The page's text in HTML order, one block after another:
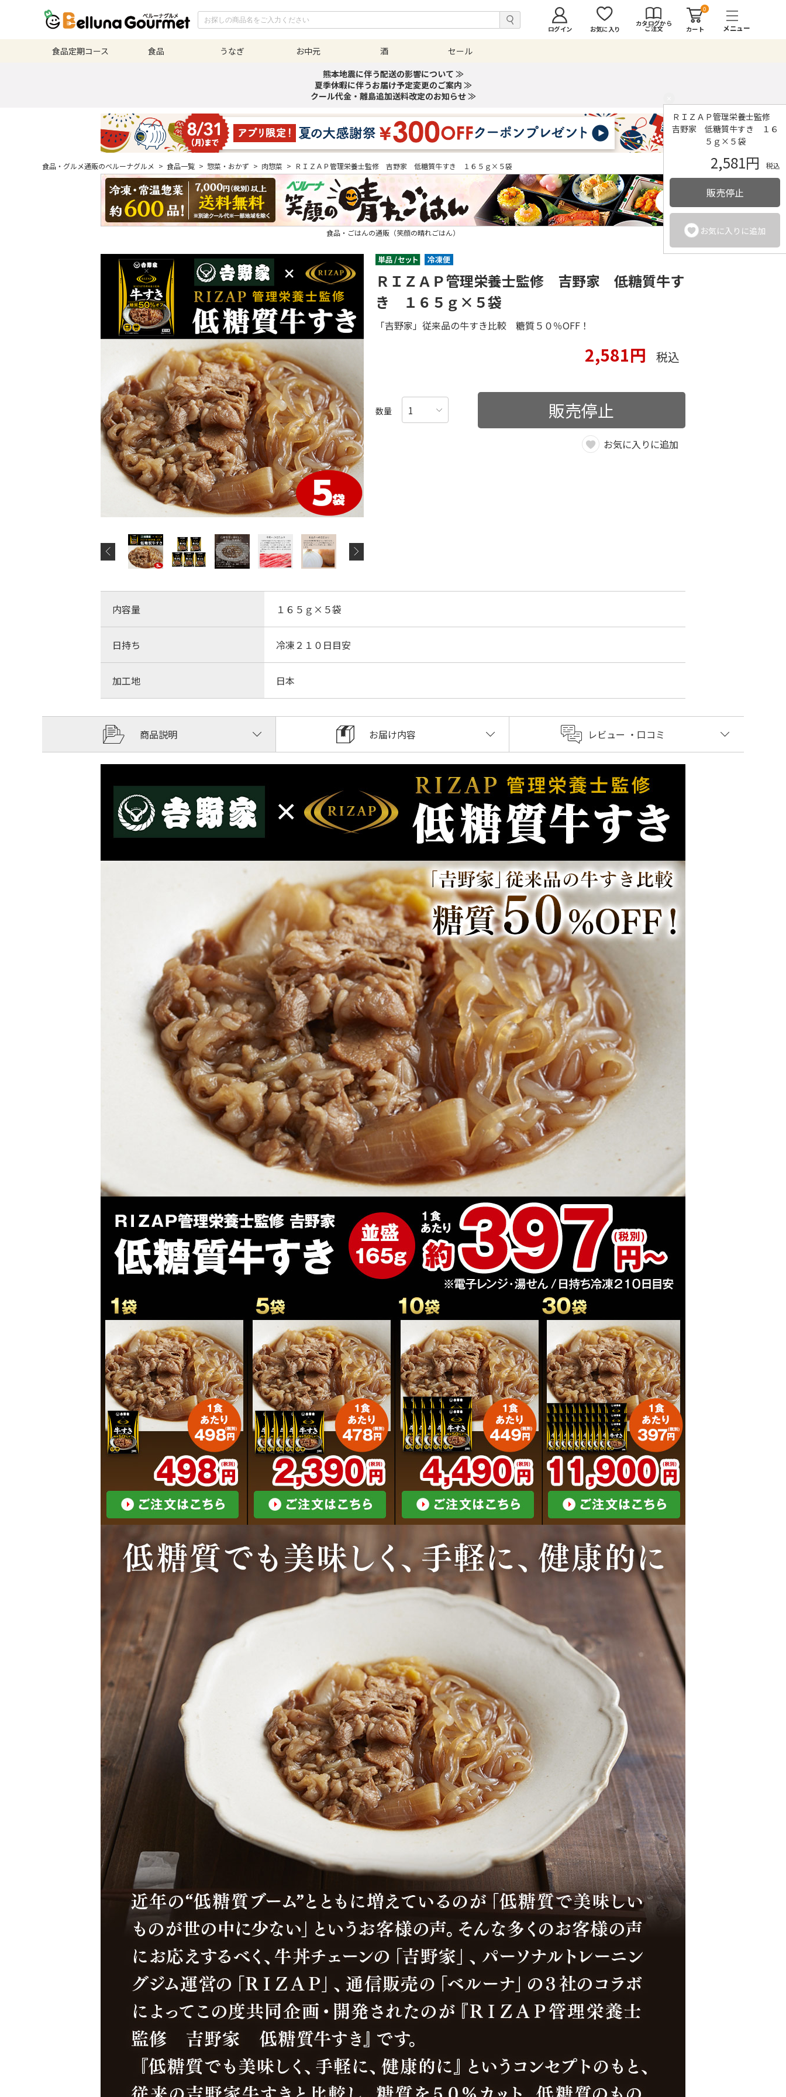
ログイン お気に入り
カタログから
ご注文
0
カート
食品定期コース 食品 うなぎ お中元 酒
セール
熊本地震に伴う配送の影響について ≫
夏季休暇に伴うお届け予定変更のご案内 ≫
クール代金・離島追加送料改定のお知らせ ≫
食品・グルメ通販のベルーナグルメ > 食品一覧 > 惣菜・おかず > 肉惣菜 > ＲＩＺＡＰ管理栄養士監修 吉野家 低糖質牛すき １６５ｇ×５袋
ＲＩＺＡＰ管理栄養士監修
吉野家 低糖質牛すき １６
５ｇ×５袋
2,581円 税込
販売停止
お気に入りに追加
食品・ごはんの通販（笑顔の晴れごはん）
ＲＩＺＡＰ管理栄養士監修 吉野家 低糖質牛す
き １６５ｇ×５袋
「吉野家」従来品の牛すき比較 糖質５０％OFF！
2,581円 税込
数量 販売停止
お気に入りに追加
内容量 １６５ｇ×５袋
日持ち 冷凍２１０日目安
加工地 日本
商品説明 お届け内容 レビュー ・口コミ